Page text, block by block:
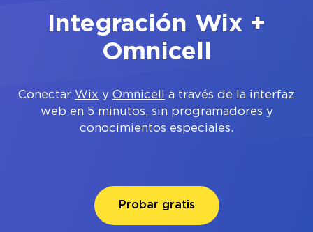
Integración Wix +
Omnicell
Conectar Wix y Omnicell
a través de la interfaz
web en 5 minutos, sin programadores y
conocimientos especiales.
Probar gratis